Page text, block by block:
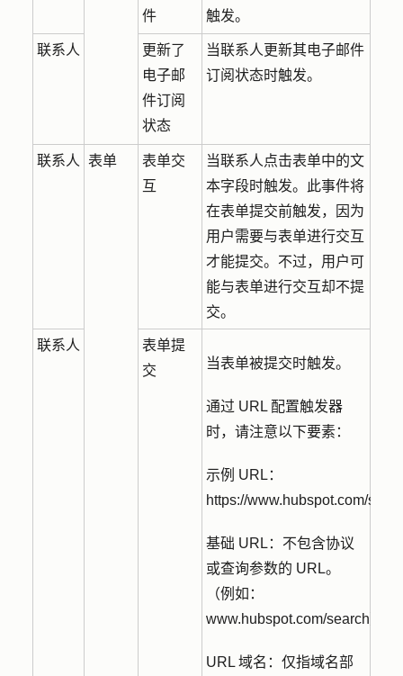
件
触发。
联系人
更新了
电子邮
件订阅
状态
当联系人更新其电子邮件
订阅状态时触发。
联系人 表单
表单交
互
当联系人点击表单中的文
本字段时触发。此事件将
在表单提交前触发，因为
用户需要与表单进行交互
才能提交。不过，用户可
能与表单进行交互却不提
交。
联系人
表单提
交
当表单被提交时触发。
通过 URL 配置触发器
时，请注意以下要素：
示例 URL：
https://www.hubspot.com/
基础 URL：不包含协议
或查询参数的 URL。
（例如：
www.hubspot.com/search）
URL 域名：仅指域名部